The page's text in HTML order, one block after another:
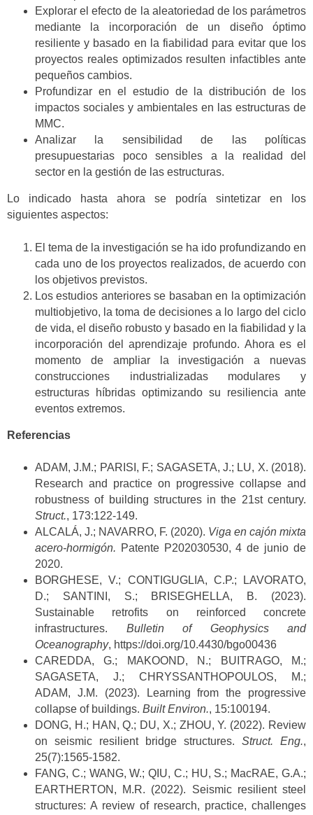
Explorar el efecto de la aleatoriedad de los parámetros
mediante la incorporación de un diseño óptimo
resiliente y basado en la fiabilidad para evitar que los
proyectos reales optimizados resulten infactibles ante
pequeños cambios.
Profundizar en el estudio de la distribución de los
impactos sociales y ambientales en las estructuras de
MMC.
Analizar la sensibilidad de las políticas
presupuestarias poco sensibles a la realidad del
sector en la gestión de las estructuras.
Lo indicado hasta ahora se podría sintetizar en los
siguientes aspectos:
El tema de la investigación se ha ido profundizando en
cada uno de los proyectos realizados, de acuerdo con
los objetivos previstos.
Los estudios anteriores se basaban en la optimización
multiobjetivo, la toma de decisiones a lo largo del ciclo
de vida, el diseño robusto y basado en la fiabilidad y la
incorporación del aprendizaje profundo. Ahora es el
momento de ampliar la investigación a nuevas
construcciones industrializadas modulares y
estructuras híbridas optimizando su resiliencia ante
eventos extremos.
Referencias
ADAM, J.M.; PARISI, F.; SAGASETA, J.; LU, X. (2018).
Research and practice on progressive collapse and
robustness of building structures in the 21st century.
Struct., 173:122-149.
ALCALÁ, J.; NAVARRO, F. (2020). Viga en cajón mixta
acero-hormigón. Patente P202030530, 4 de junio de
2020.
BORGHESE, V.; CONTIGUGLIA, C.P.; LAVORATO,
D.; SANTINI, S.; BRISEGHELLA, B. (2023).
Sustainable retrofits on reinforced concrete
infrastructures. Bulletin of Geophysics and
Oceanography, https://doi.org/10.4430/bgo00436
CAREDDA, G.; MAKOOND, N.; BUITRAGO, M.;
SAGASETA, J.; CHRYSSANTHOPOULOS, M.;
ADAM, J.M. (2023). Learning from the progressive
collapse of buildings. Built Environ., 15:100194.
DONG, H.; HAN, Q.; DU, X.; ZHOU, Y. (2022). Review
on seismic resilient bridge structures. Struct. Eng.,
25(7):1565-1582.
FANG, C.; WANG, W.; QIU, C.; HU, S.; MacRAE, G.A.;
EARTHERTON, M.R. (2022). Seismic resilient steel
structures: A review of research, practice, challenges